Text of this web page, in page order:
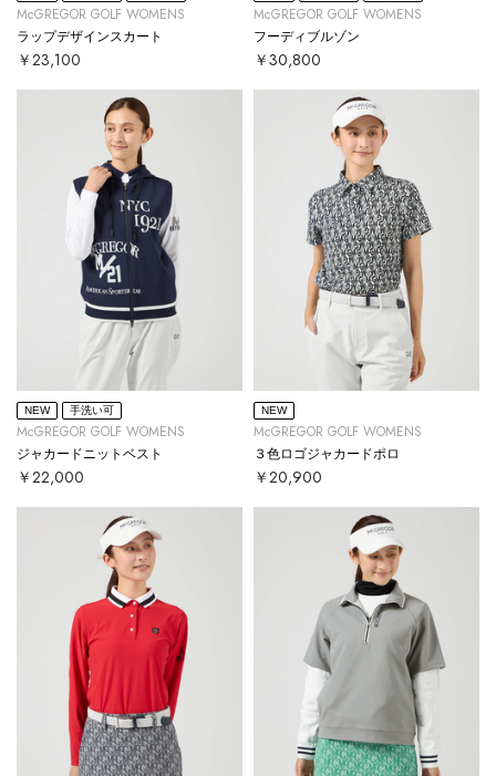
McGREGOR GOLF WOMENS
ラップデザインスカート
￥23,100
McGREGOR GOLF WOMENS
フーディブルゾン
￥30,800
NEW 手洗い可
McGREGOR GOLF WOMENS
ジャカードニットベスト
￥22,000
NEW
McGREGOR GOLF WOMENS
３色ロゴジャカードポロ
￥20,900